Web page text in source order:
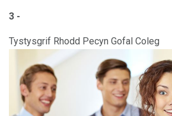
3 -
Tystysgrif Rhodd Pecyn Gofal Coleg